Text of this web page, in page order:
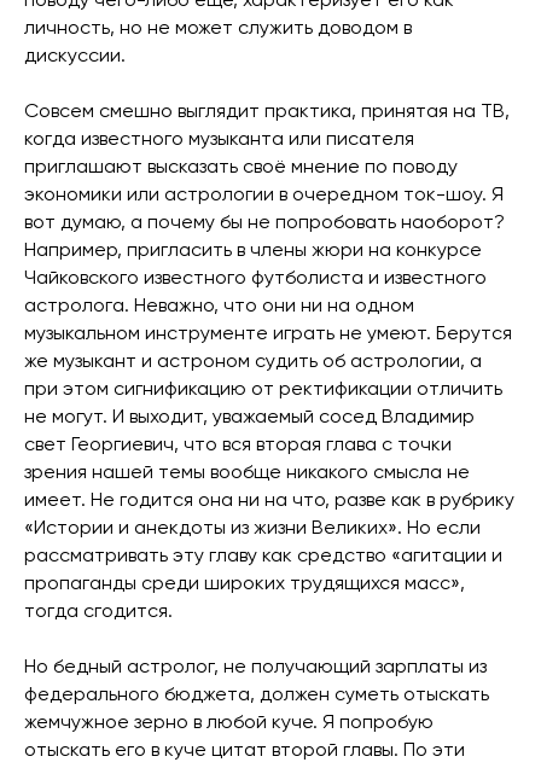
личность, но не может служить доводом в
дискуссии.
Совсем смешно выглядит практика, принятая на ТВ,
когда известного музыканта или писателя
приглашают высказать своё мнение по поводу
экономики или астрологии в очередном ток-шоу. Я
вот думаю, а почему бы не попробовать наоборот?
Например, пригласить в члены жюри на конкурсе
Чайковского известного футболиста и известного
астролога. Неважно, что они ни на одном
музыкальном инструменте играть не умеют. Берутся
же музыкант и астроном судить об астрологии, а
при этом сигнификацию от ректификации отличить
не могут. И выходит, уважаемый сосед Владимир
свет Георгиевич, что вся вторая глава с точки
зрения нашей темы вообще никакого смысла не
имеет. Не годится она ни на что, разве как в рубрику
«Истории и анекдоты из жизни Великих». Но если
рассматривать эту главу как средство «агитации и
пропаганды среди широких трудящихся масс»,
тогда сгодится.
Но бедный астролог, не получающий зарплаты из
федерального бюджета, должен суметь отыскать
жемчужное зерно в любой куче. Я попробую
отыскать его в куче цитат второй главы. По эти